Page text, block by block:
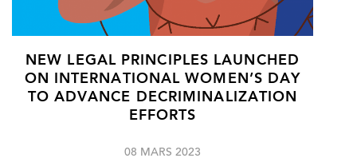
NEW LEGAL PRINCIPLES LAUNCHED
ON INTERNATIONAL WOMEN’S DAY
TO ADVANCE DECRIMINALIZATION
EFFORTS
08 MARS 2023